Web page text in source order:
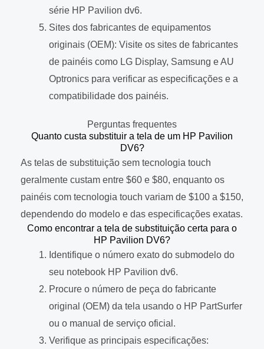
série HP Pavilion dv6.
Sites dos fabricantes de equipamentos
originais (OEM): Visite os sites de fabricantes
de painéis como LG Display, Samsung e AU
Optronics para verificar as especificações e a
compatibilidade dos painéis.
Perguntas frequentes
Quanto custa substituir a tela de um HP Pavilion
DV6?
As telas de substituição sem tecnologia touch
geralmente custam entre $60 e $80, enquanto os
painéis com tecnologia touch variam de $100 a $150,
dependendo do modelo e das especificações exatas.
Como encontrar a tela de substituição certa para o
HP Pavilion DV6?
Identifique o número exato do submodelo do
seu notebook HP Pavilion dv6.
Procure o número de peça do fabricante
original (OEM) da tela usando o HP PartSurfer
ou o manual de serviço oficial.
Verifique as principais especificações: